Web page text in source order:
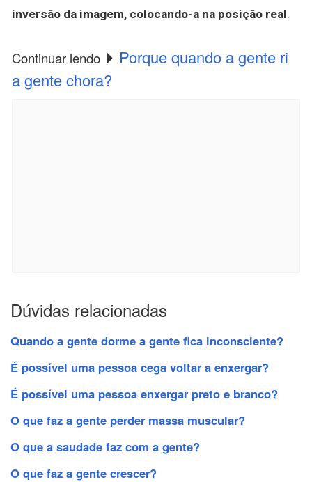
inversão da imagem, colocando-a na posição real.
Continuar lendo
Porque quando a gente ri
a gente chora?
Dúvidas relacionadas
Quando a gente dorme a gente fica inconsciente?
É possível uma pessoa cega voltar a enxergar?
É possível uma pessoa enxergar preto e branco?
O que faz a gente perder massa muscular?
O que a saudade faz com a gente?
O que faz a gente crescer?